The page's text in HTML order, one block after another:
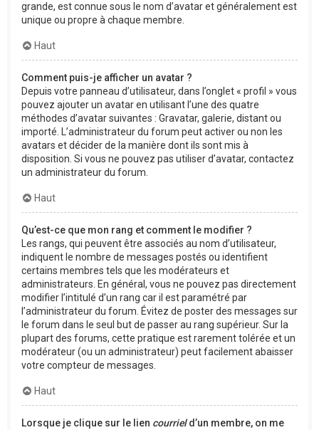
grande, est connue sous le nom d’avatar et généralement est
unique ou propre à chaque membre.
Haut
Comment puis-je afficher un avatar ?
Depuis votre panneau d’utilisateur, dans l’onglet « profil » vous
pouvez ajouter un avatar en utilisant l’une des quatre
méthodes d’avatar suivantes : Gravatar, galerie, distant ou
importé. L’administrateur du forum peut activer ou non les
avatars et décider de la manière dont ils sont mis à
disposition. Si vous ne pouvez pas utiliser d’avatar, contactez
un administrateur du forum.
Haut
Qu’est-ce que mon rang et comment le modifier ?
Les rangs, qui peuvent être associés au nom d’utilisateur,
indiquent le nombre de messages postés ou identifient
certains membres tels que les modérateurs et
administrateurs. En général, vous ne pouvez pas directement
modifier l’intitulé d’un rang car il est paramétré par
l’administrateur du forum. Évitez de poster des messages sur
le forum dans le seul but de passer au rang supérieur. Sur la
plupart des forums, cette pratique est rarement tolérée et un
modérateur (ou un administrateur) peut facilement abaisser
votre compteur de messages.
Haut
Lorsque je clique sur le lien courrield’un membre, on me